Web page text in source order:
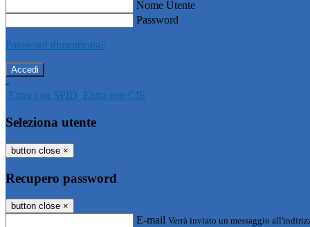
Nome Utente
Password
Password dimenticata?
-
Entra con SPID Entra con CIE
Seleziona utente
button close ×
Recupero password
button close ×
E-mail Verrà inviato un messaggio